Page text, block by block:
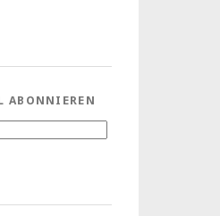
ABONNIEREN